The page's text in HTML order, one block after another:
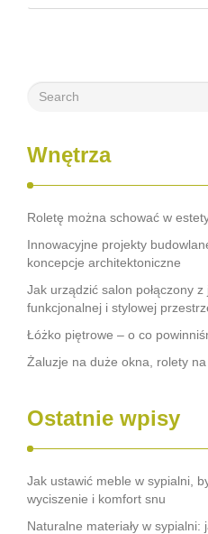
wyjątkowo trwałe i łatwe w
Wnętrza
Roletę można schować w
Innowacyjne projekty
koncepcje architektoniczne
Jak urządzić salon połączony
funkcjonalnej i stylowej
Łóżko piętrowe – o co
Żaluzje na duże okna, rolety
Ostatnie wpisy
Jak ustawić meble w sypialni,
wyciszenie i komfort snu
Naturalne materiały w